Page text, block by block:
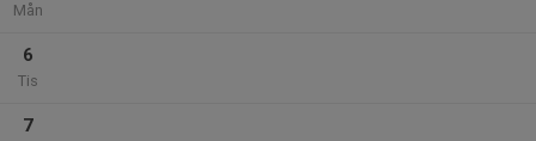
Mån
6
Tis
7